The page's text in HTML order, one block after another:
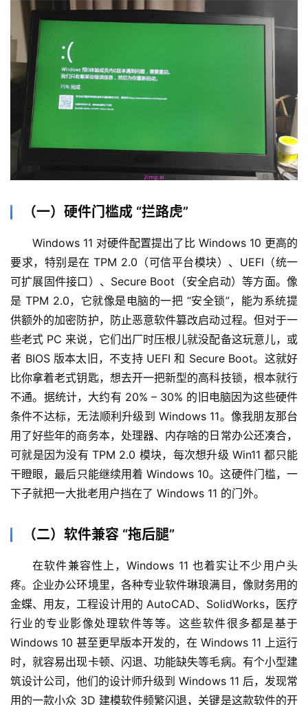
（一）硬件门槛成 “拦路虎”
Windows 11 对硬件配置提出了比 Windows 10 更高的
要求，特别是在 TPM 2.0（可信平台模块）、UEFI（统一
可扩展固件接口）、Secure Boot（安全启动）等方面。像
是 TPM 2.0，它就像是电脑的一把 “安全锁”，能为系统提
供额外的加密防护，防止恶意软件篡改启动过程。但对于一
些老式 PC 来说，它们出厂时压根儿就没配备这玩意儿，或
者 BIOS 版本太旧，不支持 UEFI 和 Secure Boot。这就好
比你拿着老式钥匙，想去开一把新型的高科技锁，根本就行
不通。据统计，大约有 20% – 30% 的旧电脑因为这些硬件
条件不达标，无法顺利升级到 Windows 11。像我朋友那台
用了好些年的商务本，处理器、内存啥的日常办公还凑合，
可就是因为没有 TPM 2.0 模块，每次想升级 Win11 都只能
干瞪眼，最后只能继续用着 Windows 10。这硬件门槛，一
下子就把一大批老用户挡在了 Windows 11 的门外。
（二）软件兼容 “拖后腿”
在软件兼容性上，Windows 11 也着实让不少用户头
疼。企业办公环境里，各种专业软件琳琅满目，像财务用的
金蝶、用友，工程设计用的 AutoCAD、SolidWorks，医疗
行业的专业影像处理软件等等。这些软件很多都是基于
Windows 10 甚至更早版本开发的，在 Windows 11 上运行
时，就容易出现卡顿、闪退、功能缺失等毛病。有个小型建
筑设计公司，他们的设计师升级到 Windows 11 后，发现常
用的一款小众 3D 建模软件频繁闪退，关键是这款软件的开